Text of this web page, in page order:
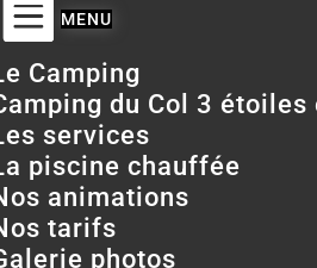
Camping
du Col 3 étoiles
services
piscine chauffée
animations
tarifs
photos